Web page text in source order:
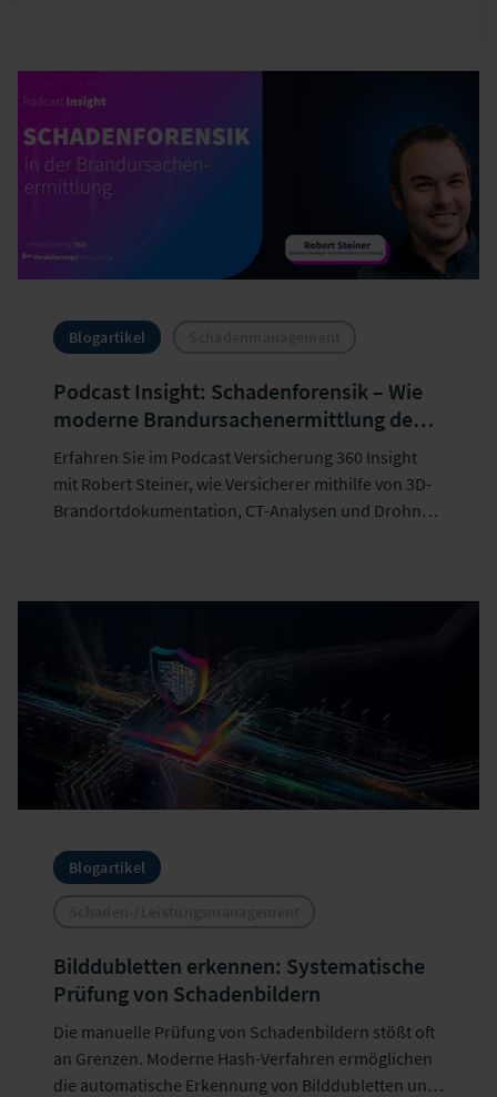
Blogartikel
Podcast Insight: Schadenforensik – Wie
moderne Brandursachenermittlung den
Regress stärkt
Erfahren Sie im Podcast Versicherung 360 Insight
mit Robert Steiner, wie Versicherer mithilfe von 3D-
Brandortdokumentation, CT-Analysen und Drohnen
Blogartikel
Bilddubletten erkennen: Systematische
Prüfung von Schadenbildern
Die manuelle Prüfung von Schadenbildern stößt oft
an Grenzen. Moderne Hash-Verfahren ermöglichen
die automatische Erkennung von Bilddubletten und